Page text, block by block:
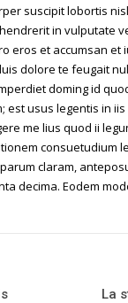
suscipit lobortis
in vulputate
eros et accumsan
dolore te feugait
doming id
est usus legentis in
me lius quod ii
consuetudium
claram,
decima. Eodem
La